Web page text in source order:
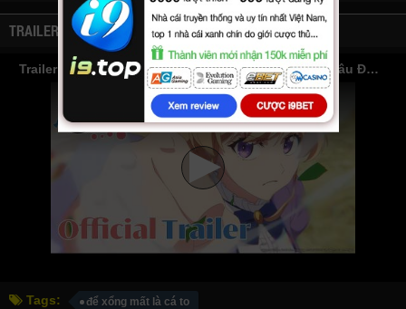
TRAILER
Trailer Phim Để Xổng Mất Là Cá To, Nhưng Cá Tôi Câu Được Lại Còn To Hơn
Tags: để xổng mất là cá to